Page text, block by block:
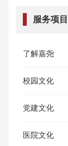
服务项目
了解嘉尧
校园文化
党建文化
医院文化